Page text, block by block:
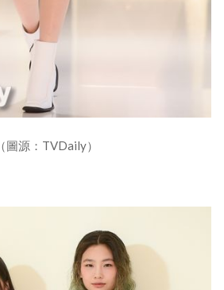
（圖源：TVDaily）